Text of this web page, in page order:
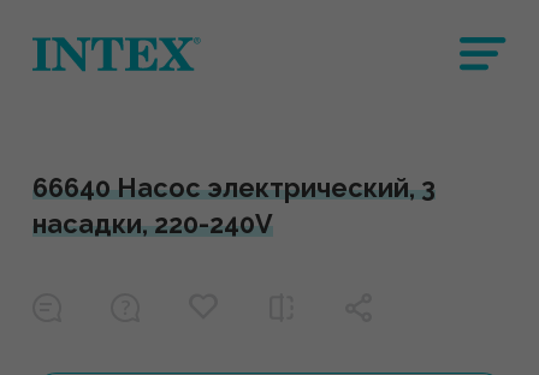
66640 Насос электрический, 3
насадки, 220-240V